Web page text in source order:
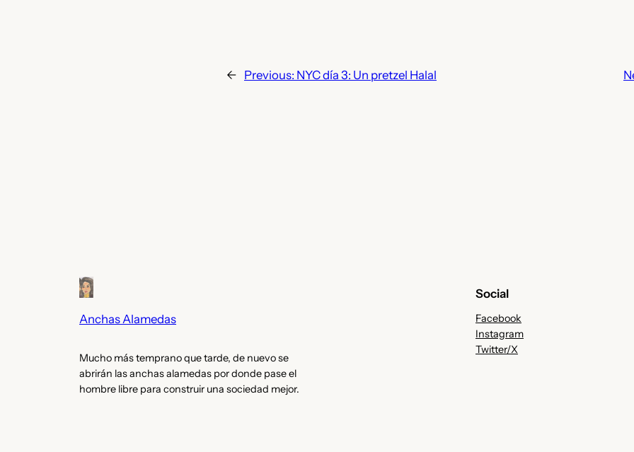
← Previous: NYC día 3: Un pretzel Halal
Anchas Alamedas
Mucho más temprano que tarde, de nuevo se
abrirán las anchas alamedas por donde pase el
hombre libre para construir una sociedad mejor.
Social
Facebook
Instagram
Twitter/X